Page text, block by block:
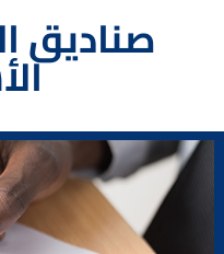
صناديق